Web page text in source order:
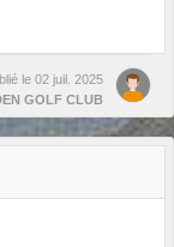
le 02 juil. 2025
GOLF CLUB